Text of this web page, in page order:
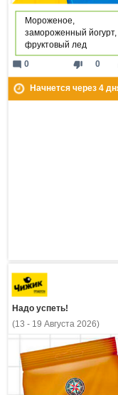
Мороженое,
замороженный йогурт,
фруктовый лед
thumb_down 0
mode_comment 0
Начнется через 4
Надо успеть!
(13 - 19 Августа 2026)